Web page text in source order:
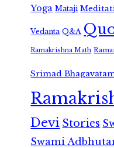
Yoga Mataji
Vedanta Q&A
Ramakrishna Math
Srimad
Devi Stories
Swami